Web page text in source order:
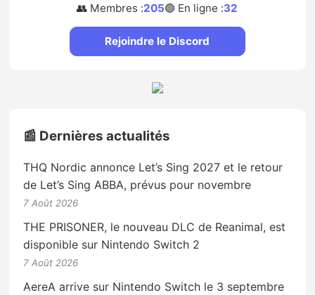
👥 Membres :205🟢 En ligne :32
Rejoindre le Discord
📰 Dernières actualités
THQ Nordic annonce Let’s Sing 2027 et le retour
de Let’s Sing ABBA, prévus pour novembre
7 Août 2026
THE PRISONER, le nouveau DLC de Reanimal, est
disponible sur Nintendo Switch 2
7 Août 2026
AereA arrive sur Nintendo Switch le 3 septembre